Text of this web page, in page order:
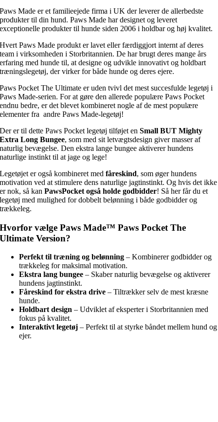
Paws Made er et familieejede firma i UK der leverer de allerbedste
produkter til din hund. Paws Made har designet og leveret
exceptionelle produkter til hunde siden 2006 i holdbar og høj kvalitet.
Hvert Paws Made produkt er lavet eller færdiggjort internt af deres
team i virksomheden i Storbritannien. De har brugt deres mange års
erfaring med hunde til, at designe og udvikle innovativt og holdbart
træningslegetøj, der virker for både hunde og deres ejere.
Paws Pocket The Ultimate er uden tvivl det mest succesfulde legetøj i
Paws Made-serien. For at gøre den allerede populære Paws Pocket
endnu bedre, er det blevet kombineret nogle af de mest populære
elementer fra andre Paws Made-legetøj!
Der er til dette Paws Pocket legetøj tilføjet enSmall BUT Mighty
Extra Long Bungee, som med sit letvægtsdesign giver masser af
naturlig bevægelse. Den ekstra lange bungee aktiverer hundens
naturlige instinkt til at jage og lege!
Legetøjet er også kombineret medfåreskind, som øger hundens
motivation ved at stimulere dens naturlige jagtinstinkt. Og hvis det ikke
er nok, så kanPawsPocket også holde godbidder! Så her får du et
legetøj med mulighed for dobbelt belønning i både godbidder og
trækkeleg.
Hvorfor vælge Paws Made™ Paws Pocket The
Ultimate Version?
Perfekt til træning og belønning – Kombinerer godbidder og
trækkeleg for maksimal motivation.
Ekstra lang bungee – Skaber naturlig bevægelse og aktiverer
hundens jagtinstinkt.
Fåreskind for ekstra drive – Tiltrækker selv de mest kræsne
hunde.
Holdbart design – Udviklet af eksperter i Storbritannien med
fokus på kvalitet.
Interaktivt legetøj – Perfekt til at styrke båndet mellem hund og
ejer.